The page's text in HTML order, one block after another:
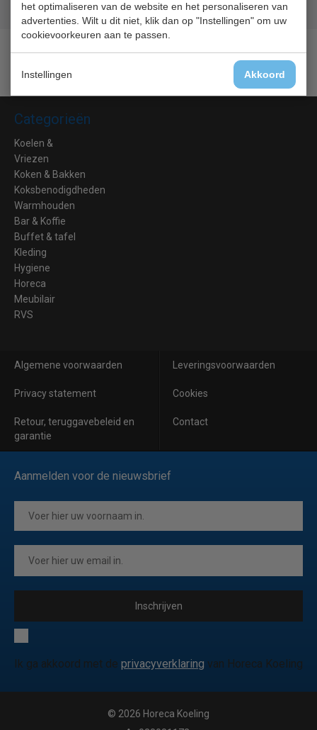
het optimaliseren van de website en het personaliseren van
advertenties. Wilt u dit niet, klik dan op "Instellingen" om uw
cookievoorkeuren aan te passen.
Instellingen Akkoord
Lage prijzen hoge service
Categorieën
Koelen &
Vriezen
Koken & Bakken
Koksbenodigdheden
Warmhouden
Bar & Koffie
Buffet & tafel
Kleding
Hygiene
Horeca
Meubilair
RVS
Algemene voorwaarden Leveringsvoorwaarden
Privacy statement Cookies
Retour, teruggavebeleid en
garantie
Contact
Aanmelden voor de nieuwsbrief
Inschrijven
Ik ga akkoord met de privacyverklaring van Horeca Koeling
© 2026 Horeca Koeling